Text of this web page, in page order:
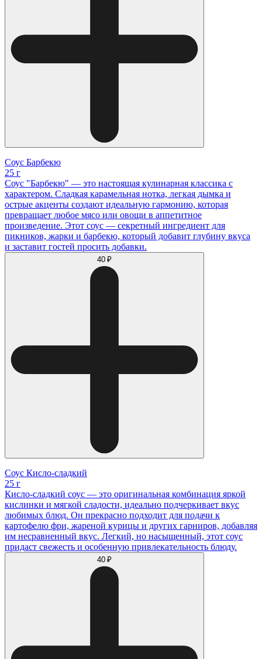
Соус Барбекю
25 г
Соус "Барбекю" — это настоящая кулинарная классика с
характером. Сладкая карамельная нотка, легкая дымка и
острые акценты создают идеальную гармонию, которая
превращает любое мясо или овощи в аппетитное
произведение. Этот соус — секретный ингредиент для
пикников, жарки и барбекю, который добавит глубину вкуса
и заставит гостей просить добавки.
40 ₽
Соус Кисло-сладкий
25 г
Кисло-сладкий соус — это оригинальная комбинация яркой
кислинки и мягкой сладости, идеально подчеркивает вкус
любимых блюд. Он прекрасно подходит для подачи к
картофелю фри, жареной курицы и других гарниров, добавляя
им несравненный вкус. Легкий, но насыщенный, этот соус
придаст свежесть и особенную привлекательность блюду.
40 ₽